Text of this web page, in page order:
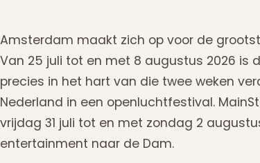
Amsterdam maakt zich op voor de
Van 25 juli tot en met 8 augustus 2026 is
precies in het hart van die twee weken
Nederland in een openluchtfestival.
vrijdag 31 juli tot en met zondag 2
entertainment naar de Dam.